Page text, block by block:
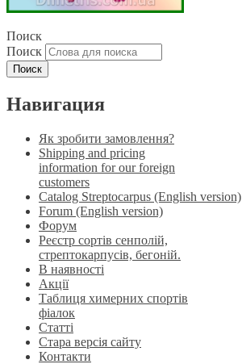
Поиск
Поиск
Навигация
Як зробити замовлення?
Shipping and pricing
information for our foreign
customers
Catalog Streptocarpus (English version)
Forum (English version)
Форум
Реєстр сортів сенполій,
стрептокарпусів, бегоній.
В наявності
Акції
Таблиця химерних спортів
фіалок
Статті
Стара версія сайту
Контакти